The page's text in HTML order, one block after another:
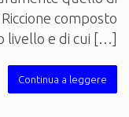
composto
livello e di cui […]
Continua a leggere